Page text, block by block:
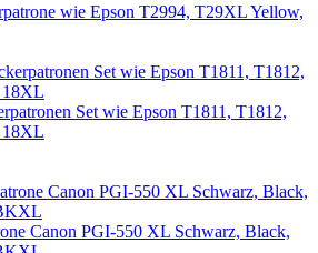
wie Epson T2994, T29XL Yellow,
Set wie Epson T1811, T1812,
Canon PGI-550 XL Schwarz, Black,